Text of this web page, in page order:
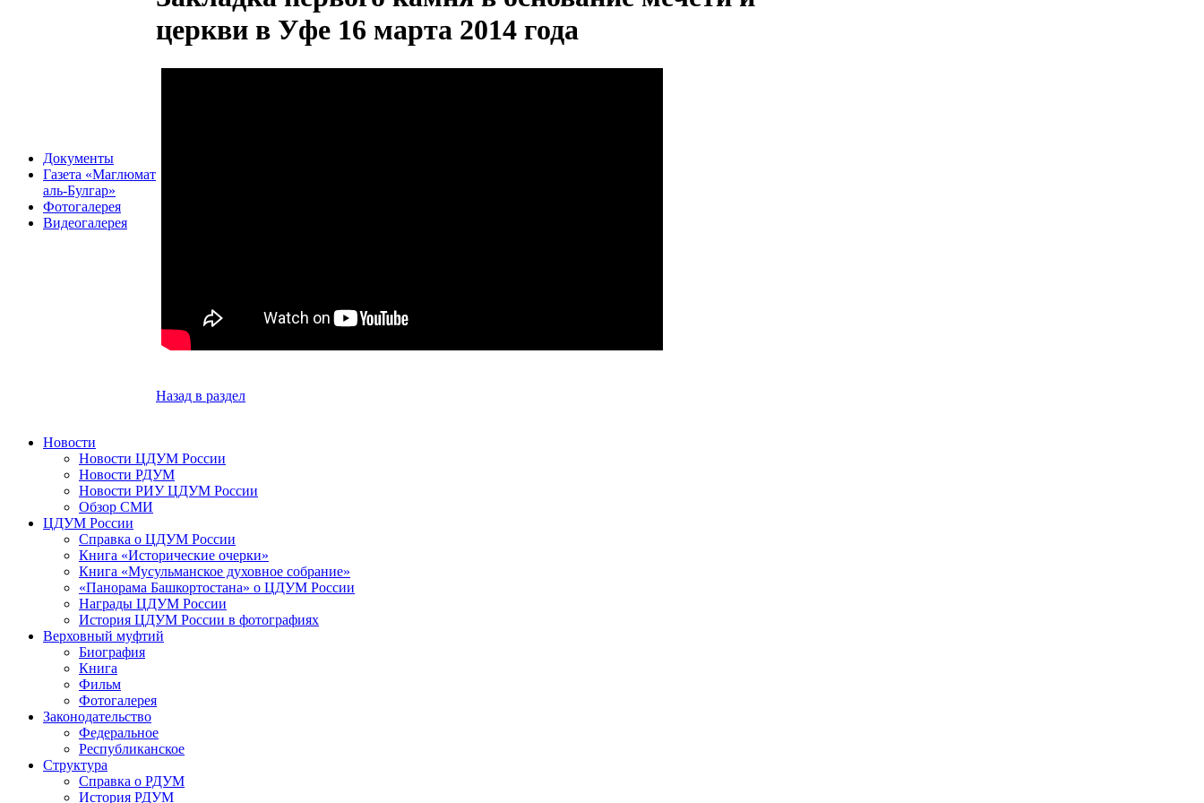
Документы
Газета «Маглюмат
аль-Булгар»
Фотогалерея
Видеогалерея
церкви в Уфе 16 марта 2014 года
Назад в раздел
Новости
Новости ЦДУМ России
Новости РДУМ
Новости РИУ ЦДУМ России
Обзор СМИ
ЦДУМ России
Справка о ЦДУМ России
Книга «Исторические очерки»
Книга «Мусульманское духовное собрание»
«Панорама Башкортостана» о ЦДУМ России
Награды ЦДУМ России
История ЦДУМ России в фотографиях
Верховный муфтий
Биография
Книга
Фильм
Фотогалерея
Законодательство
Федеральное
Республиканское
Структура
Справка о РДУМ
История РДУМ